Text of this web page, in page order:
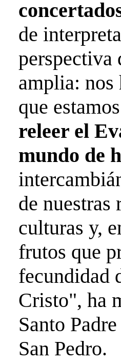
de
perspectiva
amplia: nos
que
releer el
mundo de
de nuestras
culturas y,
frutos que
fecundidad
Cristo", ha
Santo
San Pedro.